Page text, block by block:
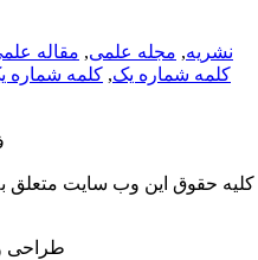
نشریه, مجله علمی, مقاله
کلمه شماره یک, کلمه شماره
کلیه حقوق این وب سایت متعلق
طراحی